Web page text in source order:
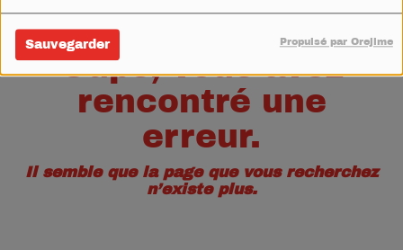
Sauvegarder Propulsé par Orejime
Oups, vous avez
rencontré une
erreur.
Il semble que la page que vous recherchez
n’existe plus.